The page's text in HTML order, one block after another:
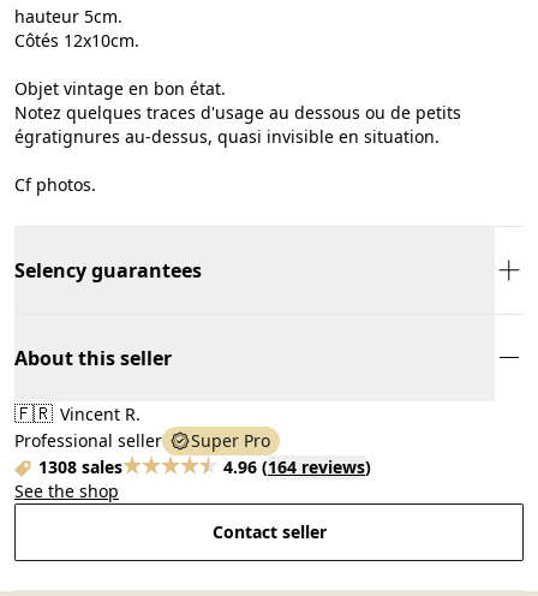
hauteur 5cm.
Côtés 12x10cm.
Objet vintage en bon état.
Notez quelques traces d'usage au dessous ou de petits
égratignures au-dessus, quasi invisible en situation.
Cf photos.
Selency guarantees
About this seller
🇫🇷 Vincent R.
Professional seller
Super Pro
1308 sales
4.96 (164 reviews)
See the shop
Contact seller